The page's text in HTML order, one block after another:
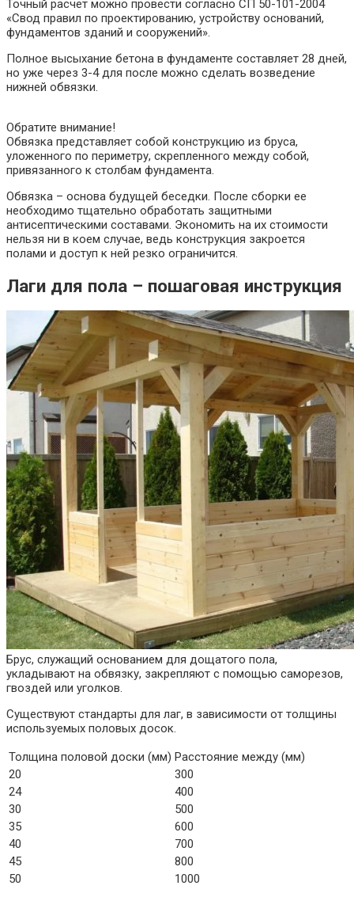
Точный расчет можно провести согласно СП 50-101-2004
«Свод правил по проектированию, устройству оснований,
фундаментов зданий и сооружений».
Полное высыхание бетона в фундаменте составляет 28 дней,
но уже через 3-4 для после можно сделать возведение
нижней обвязки.
Обратите внимание!
Обвязка представляет собой конструкцию из бруса,
уложенного по периметру, скрепленного между собой,
привязанного к столбам фундамента.
Обвязка – основа будущей беседки. После сборки ее
необходимо тщательно обработать защитными
антисептическими составами. Экономить на их стоимости
нельзя ни в коем случае, ведь конструкция закроется
полами и доступ к ней резко ограничится.
Лаги для пола – пошаговая инструкция
Брус, служащий основанием для дощатого пола,
укладывают на обвязку, закрепляют с помощью саморезов,
гвоздей или уголков.
Существуют стандарты для лаг, в зависимости от толщины
используемых половых досок.
Толщина половой доски (мм) Расстояние между (мм)
20
300
24
400
30
500
35
600
40
700
45
800
50
1000